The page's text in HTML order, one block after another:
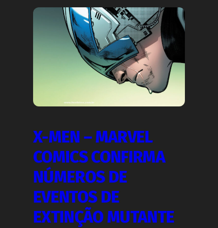
X-MEN – MARVEL
COMICS CONFIRMA
NÚMEROS DE
EVENTOS DE
EXTINÇÃO MUTANTE